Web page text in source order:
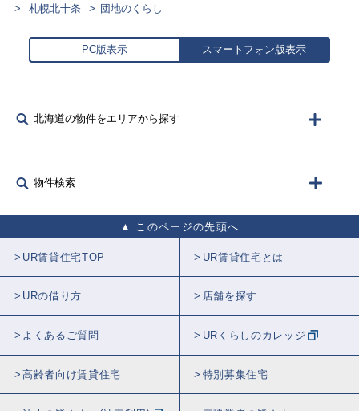
札幌北十条
団地のくらし
PC版表示 スマートフォン版表示
北海道の物件をエリアから探す
物件検索
このページの先頭へ
UR賃貸住宅TOP UR賃貸住宅とは
URの借り方 店舗を探す
よくあるご質問 URくらしのカレッジ
高齢者向け賃貸住宅 特別募集住宅